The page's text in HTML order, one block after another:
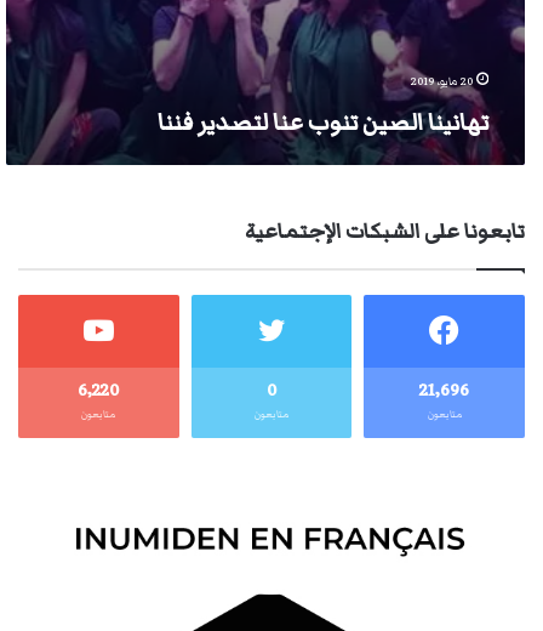
20 مايو، 2019
تهانينا الصين تنوب عنا لتصدير فننا
تابعونا على الشبكات الإجتماعية
21٬696
متابعون
0
متابعون
6٬220
متابعون